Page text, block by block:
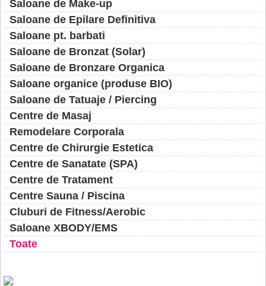
Saloane de Make-up
Saloane de Epilare Definitiva
Saloane pt. barbati
Saloane de Bronzat (Solar)
Saloane de Bronzare Organica
Saloane organice (produse BIO)
Saloane de Tatuaje / Piercing
Centre de Masaj
Remodelare Corporala
Centre de Chirurgie Estetica
Centre de Sanatate (SPA)
Centre de Tratament
Centre Sauna / Piscina
Cluburi de Fitness/Aerobic
Saloane XBODY/EMS
Toate